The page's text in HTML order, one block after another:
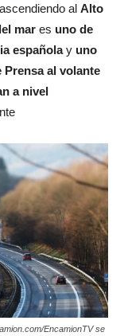
ascendiendo al Alto
mar es uno de
españolay uno
Prensa al volante
a nivel
EncamionTV se